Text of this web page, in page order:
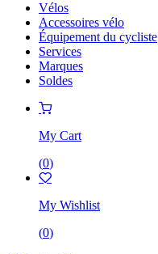
Vélos
Accessoires vélo
Équipement du cycliste
Services
Marques
Soldes
My Cart
(0)
My Wishlist
(0)